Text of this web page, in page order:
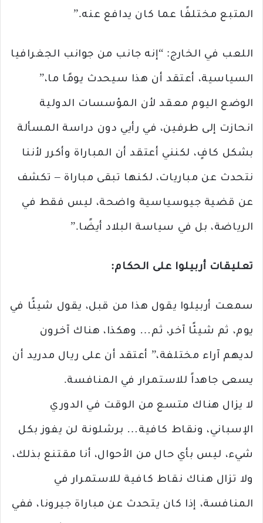
المتبع مختلفًا عما كان يدافع عنه.”
اللعب في الخارج: “إنه جانب من جوانب الجغرافيا
السياسية، أعتقد أن هذا سيحدث يومًا ما،”
الوضع اليوم معقد لأن المؤسسات الدولية
انحازت إلى طرفين، في رأيي دون دراسة المسألة
بشكل كافٍ، لكنني أعتقد أن المباراة وأكرر لأننا
نتحدث عن مباريات، لكنها تبقى مباراة – تكشف
عن قضية جيوسياسية واضحة، ليس فقط في
الرياضة، بل في سياسة البلاد أيضًا.”
تعليقات أربيلوا على الحكام:
سمعت أربيلوا يقول هذا من قبل، يقول شيئًا في
يوم، ثم شيئًا آخر، ثم… وهكذا، هناك آخرون
لديهم آراء مختلفة،” أعتقد أن على ريال مدريد أن
يسعى جاهداً للاستمرار في المنافسة.
لا يزال هناك متسع من الوقت في الدوري
الإسباني، ونقاط كافية… برشلونة لن يفوز بكل
شيء، ليس بأي حال من الأحوال، أنا مقتنع بذلك،
ولا تزال هناك نقاط كافية للاستمرار في
المنافسة، إذا كان يتحدث عن مباراة جيرونا، ففي